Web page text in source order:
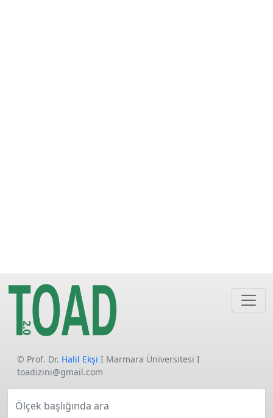
© Prof. Dr. Halil Ekşi I Marmara Üniversitesi I
toadizini@gmail.com
Ölçek başlığında ara